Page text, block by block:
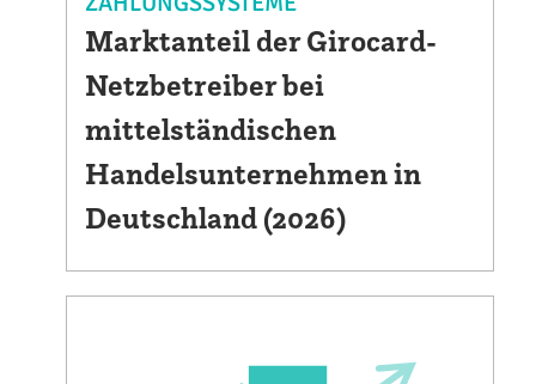
Marktanteil der Girocard-
Netzbetreiber bei
mittelständischen
Handelsunternehmen in
Deutschland (2026)